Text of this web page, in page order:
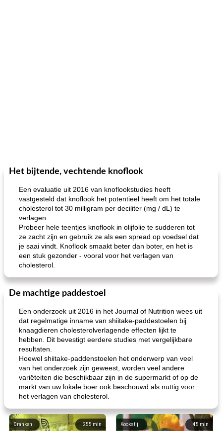
Het bijtende, vechtende knoflook
Een evaluatie uit 2016 van knoflookstudies heeft
vastgesteld dat knoflook het potentieel heeft om het totale
cholesterol tot 30 milligram per deciliter (mg / dL) te
verlagen.
Probeer hele teentjes knoflook in olijfolie te sudderen tot
ze zacht zijn en gebruik ze als een spread op voedsel dat
je saai vindt. Knoflook smaakt beter dan boter, en het is
een stuk gezonder - vooral voor het verlagen van
cholesterol.
De machtige paddestoel
Een onderzoek uit 2016 in het Journal of Nutrition wees uit
dat regelmatige inname van shiitake-paddestoelen bij
knaagdieren cholesterolverlagende effecten lijkt te
hebben. Dit bevestigt eerdere studies met vergelijkbare
resultaten.
Hoewel shiitake-paddenstoelen het onderwerp van veel
van het onderzoek zijn geweest, worden veel andere
variëteiten die beschikbaar zijn in de supermarkt of op de
markt van uw lokale boer ook beschouwd als nuttig voor
het verlagen van cholesterol.
255min
Dranken 45 min
Kookstijl